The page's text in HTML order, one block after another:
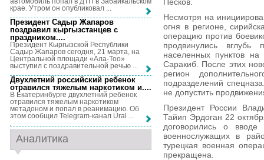
Несмотря на
огня в регионе,
операцию против
продвинулись
населенных пунктов
Саракиб. После этих
регион
подразделений
не допустить
Президент России
Тайип Эрдоган 22
договорились о
военнослужащих в
турецкая военная
прекращена.
крае. Утром он опубликовал ...
Президент Садыр Жапаров
поздравил кыргызстанцев с
праздником....
Президент Кыргызской Республики
Садыр Жапаров сегодня, 21 марта, на
Центральной площади «Ала-Тоо»
выступил с поздравительной речью ...
Двухлетний российский ребенок
отравился тяжелым наркотиком и....
В Екатеринбурге двухлетний ребенок
отравился тяжелым наркотиком
метадоном и попал в реанимацию. Об
этом сообщил Telegram-канал Ural ...
Аналитика